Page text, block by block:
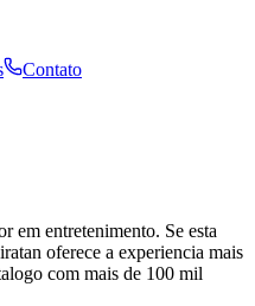
Contato
em entretenimento. Se esta
oferece a experiencia mais
com mais de 100 mil